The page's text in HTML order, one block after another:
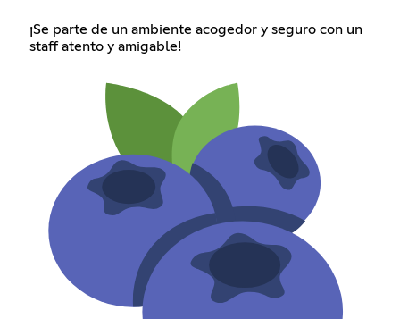
¡Se parte de un ambiente acogedor y seguro con un
staff atento y amigable!